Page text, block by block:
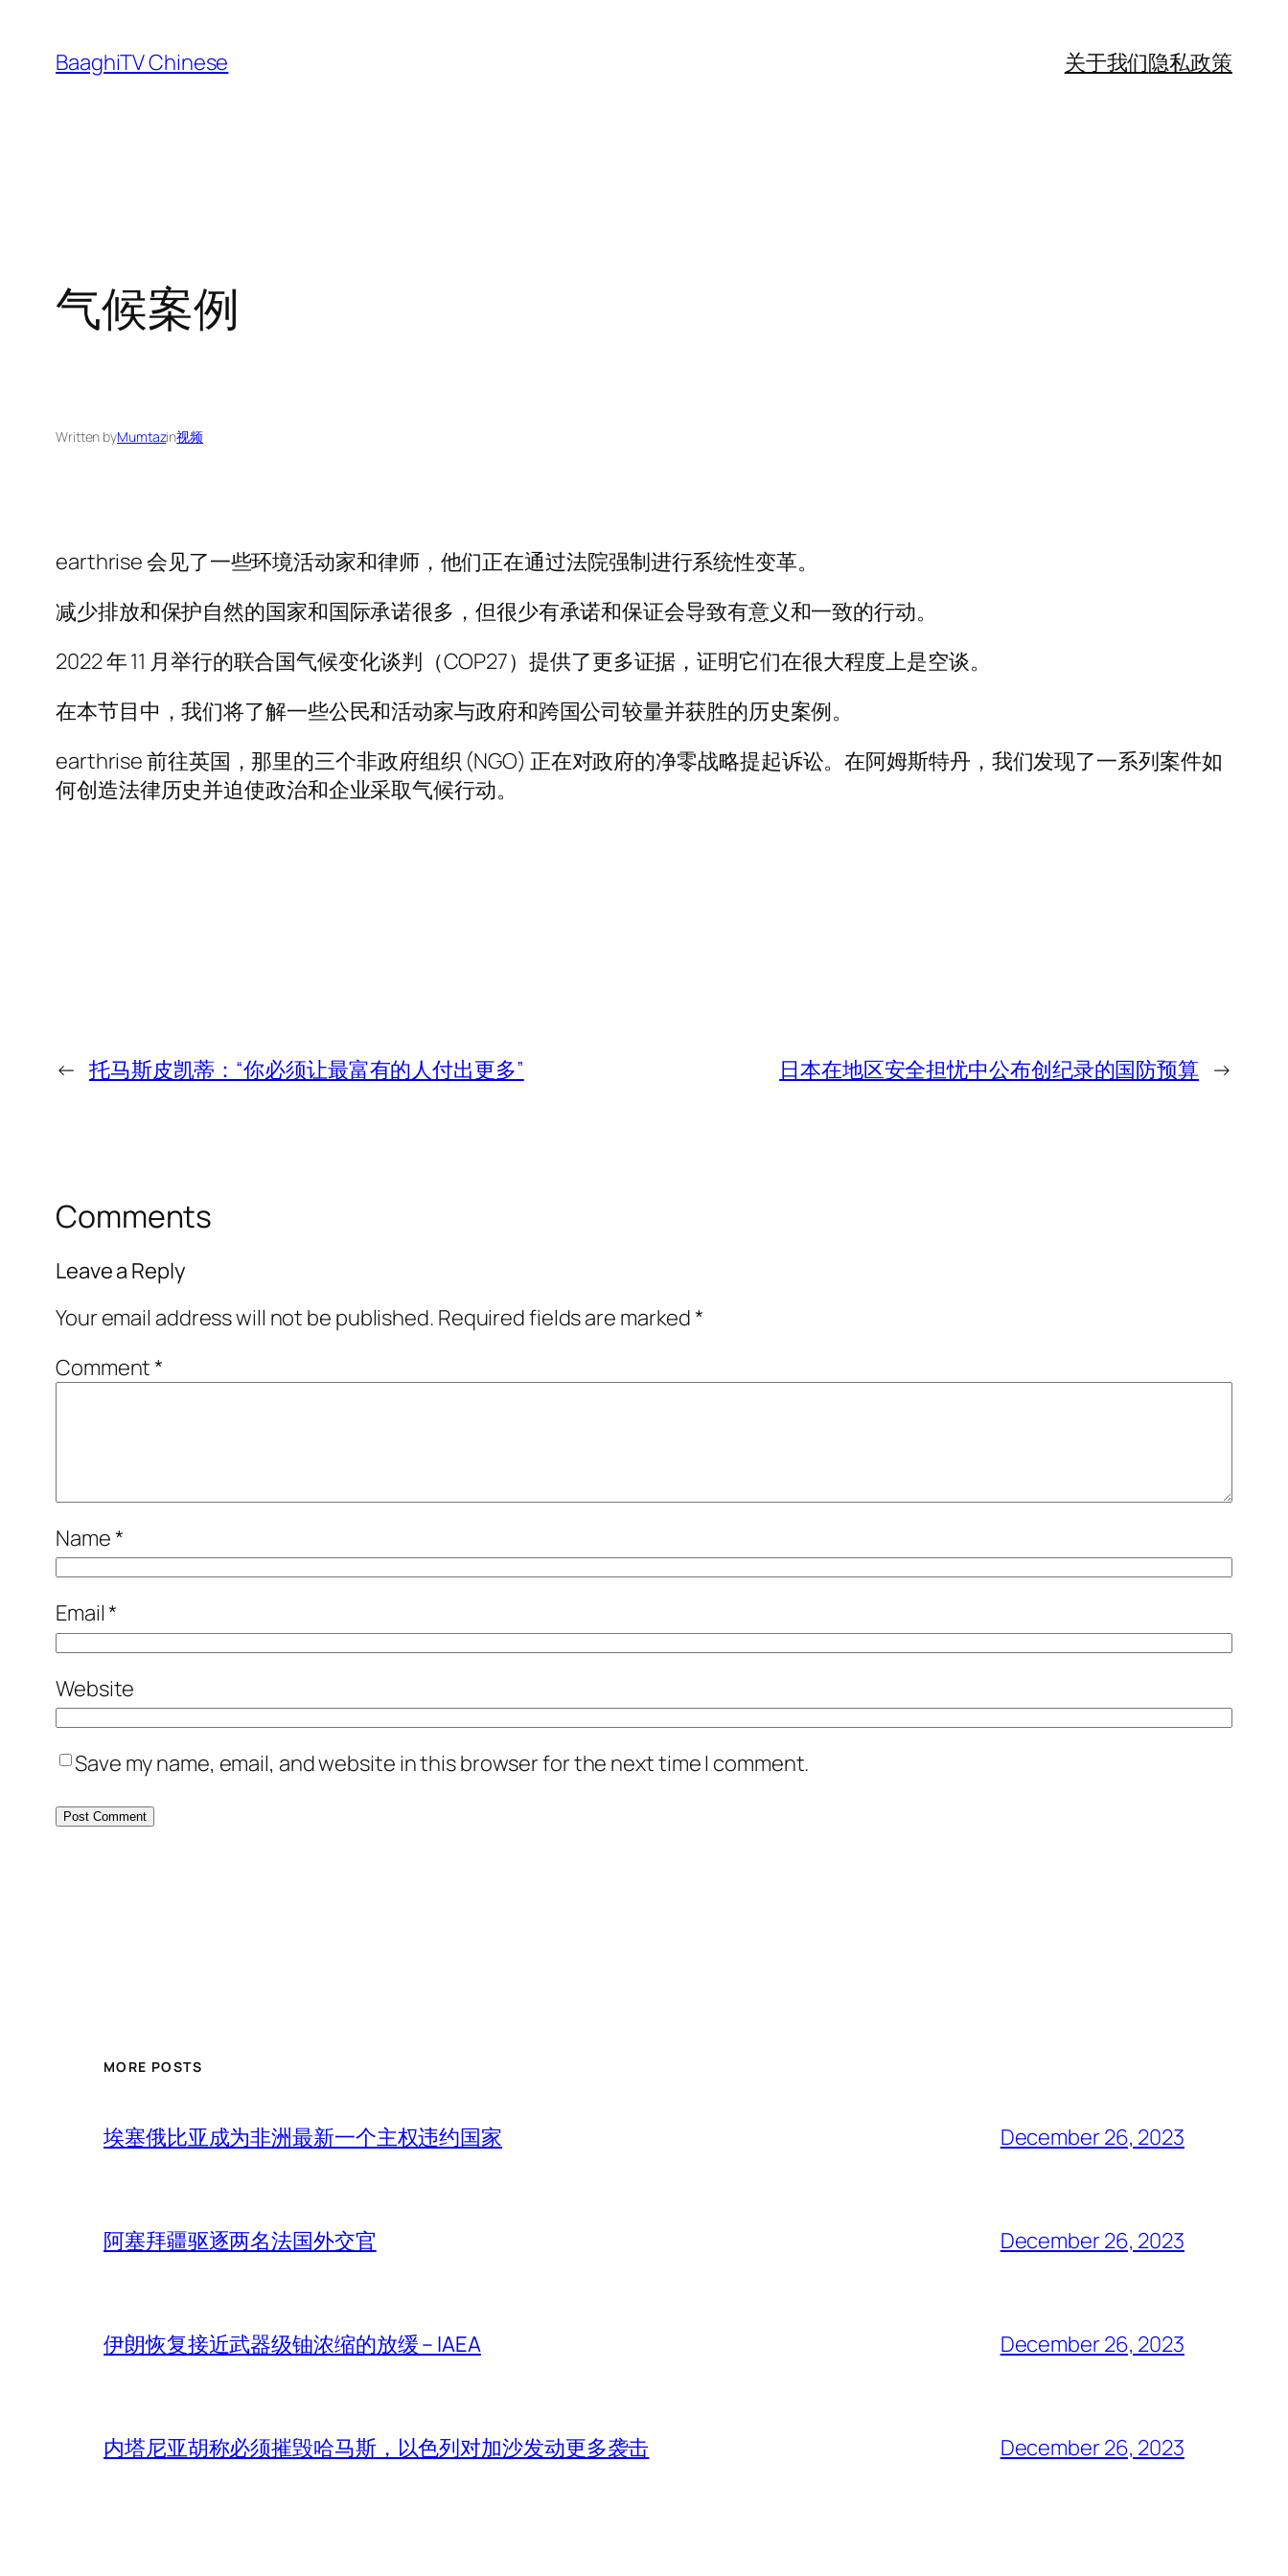
content
BaaghiTV Chinese 关于我们隐私政策
气候案例
Written byMumtazin视频
earthrise 会见了一些环境活动家和律师，他们正在通过法院强制进行系统性变革。
减少排放和保护自然的国家和国际承诺很多，但很少有承诺和保证会导致有意义和一致的行动。
2022 年 11 月举行的联合国气候变化谈判（COP27）提供了更多证据，证明它们在很大程度上是空谈。
在本节目中，我们将了解一些公民和活动家与政府和跨国公司较量并获胜的历史案例。
earthrise 前往英国，那里的三个非政府组织 (NGO) 正在对政府的净零战略提起诉讼。在阿姆斯特丹，我们发现了一系列案件如
何创造法律历史并迫使政治和企业采取气候行动。
← 托马斯皮凯蒂：“你必须让最富有的人付出更多” 日本在地区安全担忧中公布创纪录的国防预算 →
Comments
Leave a Reply
Your email address will not be published. Required fields are marked*
Comment*
Name*
Email*
Website
Save my name, email, and website in this browser for the next time I comment.
MORE POSTS
埃塞俄比亚成为非洲最新一个主权违约国家 December 26, 2023
阿塞拜疆驱逐两名法国外交官 December 26, 2023
伊朗恢复接近武器级铀浓缩的放缓 – IAEA December 26, 2023
内塔尼亚胡称必须摧毁哈马斯，以色列对加沙发动更多袭击 December 26, 2023